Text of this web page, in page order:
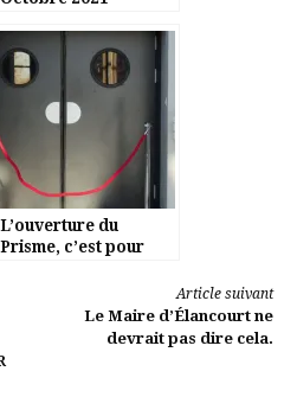
L’ouverture du
Prisme, c’est pour
Article suivant
Le Maire d’Élancourt ne
devrait pas dire cela.